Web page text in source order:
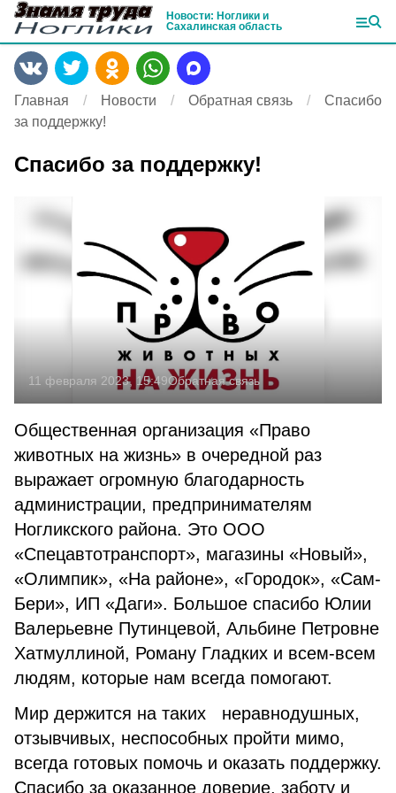
Новости: Ноглики и
Сахалинская область
Главная Новости Обратная связь
Спасибо
за поддержку!
Спасибо за поддержку!
11 февраля 2023, 15:49Обратная связь
Общественная организация «Право
животных на жизнь» в очередной раз
выражает огромную благодарность
администрации, предпринимателям
Ногликского района. Это ООО
«Спецавтотранспорт», магазины «Новый»,
«Олимпик», «На районе», «Городок», «Сам-
Бери», ИП «Даги». Большое спасибо Юлии
Валерьевне Путинцевой, Альбине Петровне
Хатмуллиной, Роману Гладких и всем-всем
людям, которые нам всегда помогают.
Мир держится на таких неравнодушных,
отзывчивых, неспособных пройти мимо,
всегда готовых помочь и оказать поддержку.
Спасибо за оказанное доверие, заботу и